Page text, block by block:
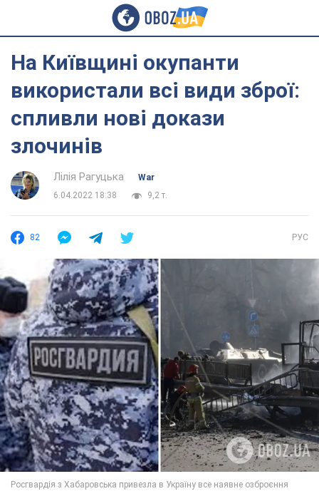
На Київщині окупанти
використали всі види зброї:
спливли нові докази
злочинів
Лілія Рагуцька
War
6.04.2022 18:38
9,2 т.
82 РУС